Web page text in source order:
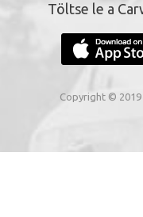
Töltse le a
Copyright © 2019